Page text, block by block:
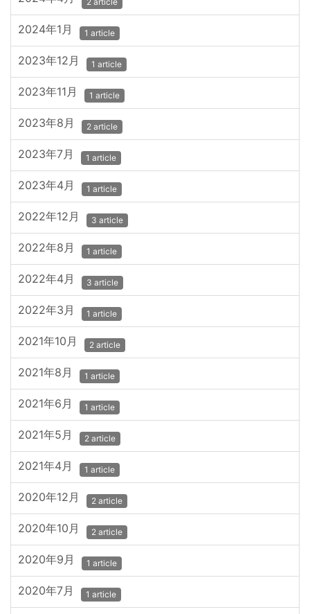
2024年1月 1 article
2023年12月 1 article
2023年11月 1 article
2023年8月 2 article
2023年7月 1 article
2023年4月 1 article
2022年12月 3 article
2022年8月 1 article
2022年4月 3 article
2022年3月 1 article
2021年10月 2 article
2021年8月 1 article
2021年6月 1 article
2021年5月 2 article
2021年4月 1 article
2020年12月 2 article
2020年10月 2 article
2020年9月 1 article
2020年7月 1 article